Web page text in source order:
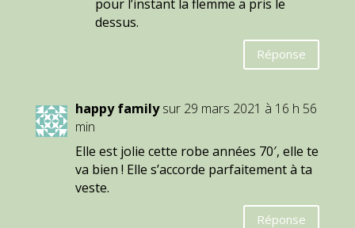
pour l’instant la flemme a pris le
dessus.
Réponse
happy family sur 29 mars 2021 à 16 h 56
min
Elle est jolie cette robe années 70′, elle te
va bien ! Elle s’accorde parfaitement à ta
veste.
Réponse